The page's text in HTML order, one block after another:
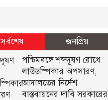
সর্বশেষ
জনপ্রিয়
পশ্চিমবঙ্গে শব্দদূষণ রোধে
লাউডস্পিকার অপসারণ,
আদালতের নির্দেশ
বাস্তবায়নের দাবি সরকারের